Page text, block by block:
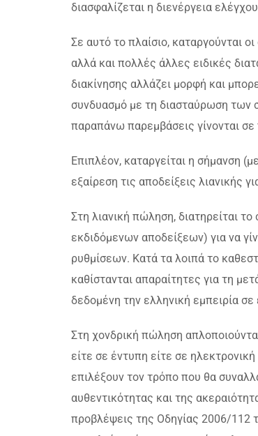
διασφαλίζεται η διενέργεια
Σε αυτό το πλαίσιο, καταργούνται
αλλά και πολλές άλλες ειδικές
διακίνησης αλλάζει μορφή και
συνδυασμό με τη διασταύρωση των
παραπάνω παρεμβάσεις γίνονται
Επιπλέον, καταργείται η σήμανση
εξαίρεση τις αποδείξεις λιανικής
Στη λιανική πώληση, διατηρείται
εκδιδόμενων αποδείξεων) για να
ρυθμίσεων. Κατά τα λοιπά το
καθίστανται απαραίτητες για τη
δεδομένη την ελληνική εμπειρία
Στη χονδρική πώληση
είτε σε έντυπη είτε σε
επιλέξουν τον τρόπο που θα
αυθεντικότητας και της
προβλέψεις της Οδηγίας 2006/112